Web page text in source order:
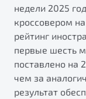
недели 2025
кроссовером
рейтинг
первые шесть
поставлено на
чем за
результат